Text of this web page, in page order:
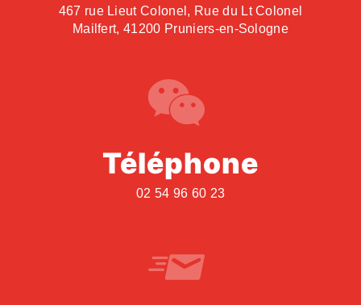
467 rue Lieut Colonel, Rue du Lt Colonel
Mailfert, 41200 Pruniers-en-Sologne
Téléphone
02 54 96 60 23